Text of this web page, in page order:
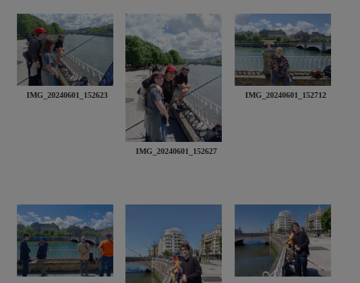
IMG_20240601_152623
IMG_20240601_152627
IMG_20240601_152712